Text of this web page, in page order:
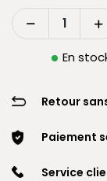
En
Retour
Paiement
Service